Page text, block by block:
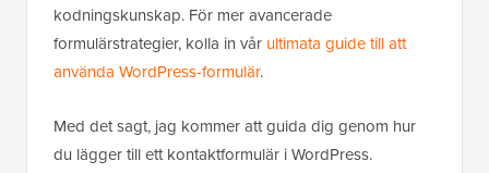
kodningskunskap. För mer avancerade
formulärstrategier, kolla in vår ultimata guide till att
använda WordPress-formulär.
Med det sagt, jag kommer att guida dig genom hur
du lägger till ett kontaktformulär i WordPress.